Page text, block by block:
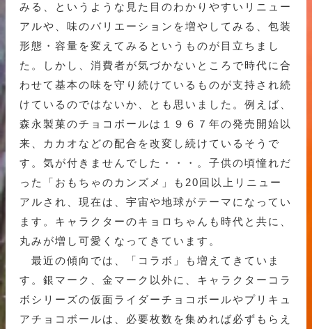
みる、というような見た目のわかりやすいリニュー
アルや、味のバリエーションを増やしてみる、包装
形態・容量を変えてみるというものが目立ちまし
た。しかし、消費者が気づかないところで時代に合
わせて基本の味を守り続けているものが支持され続
けているのではないか、とも思いました。例えば、
森永製菓のチョコボールは１９６７年の発売開始以
来、カカオなどの配合を改変し続けているそうで
す。気が付きませんでした・・・。子供の頃憧れだ
った「おもちゃのカンズメ」も20回以上リニュー
アルされ、現在は、宇宙や地球がテーマになってい
ます。キャラクターのキョロちゃんも時代と共に、
丸みが増し可愛くなってきています。
最近の傾向では、「コラボ」も増えてきていま
す。銀マーク、金マーク以外に、キャラクターコラ
ボシリーズの仮面ライダーチョコボールやプリキュ
アチョコボールは、必要枚数を集めれば必ずもらえ